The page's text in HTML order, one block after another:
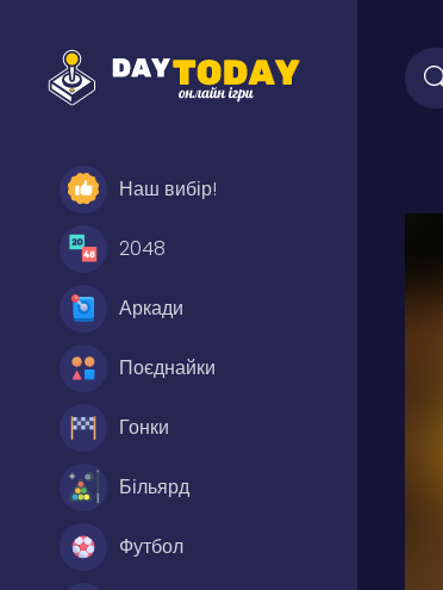
Наш вибір!
2048
Аркади
Поєднайки
Гонки
Більярд
Футбол